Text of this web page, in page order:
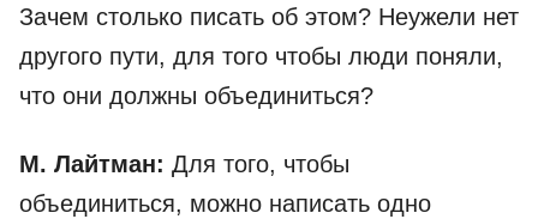
Зачем столько писать об этом? Неужели нет
другого пути, для того чтобы люди поняли,
что они должны объединиться?
М. Лайтман: Для того, чтобы
объединиться, можно написать одно